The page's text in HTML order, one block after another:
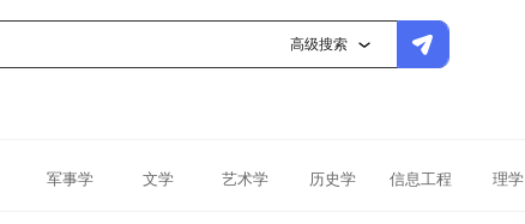
高级搜索
军事学 文学 艺术学 历史学 信息工程 理学